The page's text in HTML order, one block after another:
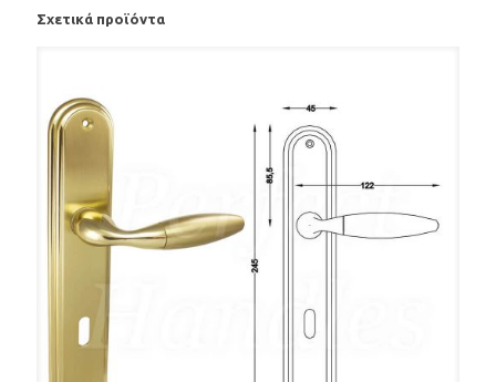
Σχετικά προϊόντα